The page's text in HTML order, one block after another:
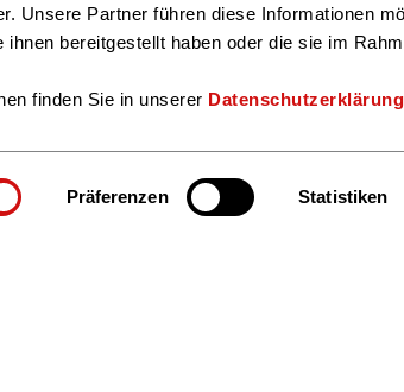
Unsere Partner führen diese Informationen
ihnen bereitgestellt haben oder die sie im
finden Sie in unserer Datenschutzerklärung
Präferenzen Statistiken